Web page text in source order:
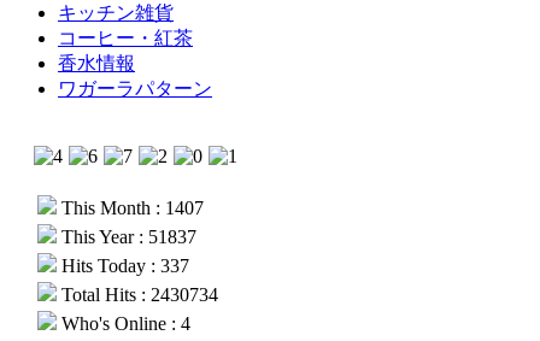
キッチン雑貨
コーヒー・紅茶
香水情報
ワガーラパターン
This Month : 1407
This Year : 51837
Hits Today : 337
Total Hits : 2430734
Who's Online : 4